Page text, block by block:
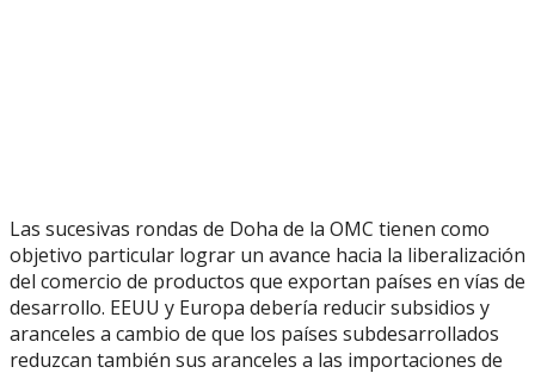
Las sucesivas rondas de Doha de la OMC tienen como
objetivo particular lograr un avance hacia la liberalización
del comercio de productos que exportan países en vías de
desarrollo. EEUU y Europa debería reducir subsidios y
aranceles a cambio de que los países subdesarrollados
reduzcan también sus aranceles a las importaciones de